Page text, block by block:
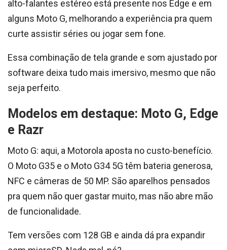
alto-falantes estéreo está presente nos Edge e em
alguns Moto G, melhorando a experiência pra quem
curte assistir séries ou jogar sem fone.
Essa combinação de tela grande e som ajustado por
software deixa tudo mais imersivo, mesmo que não
seja perfeito.
Modelos em destaque: Moto G, Edge
e Razr
Moto G: aqui, a Motorola aposta no custo-benefício.
O Moto G35 e o Moto G34 5G têm bateria generosa,
NFC e câmeras de 50 MP. São aparelhos pensados
pra quem não quer gastar muito, mas não abre mão
de funcionalidade.
Tem versões com 128 GB e ainda dá pra expandir